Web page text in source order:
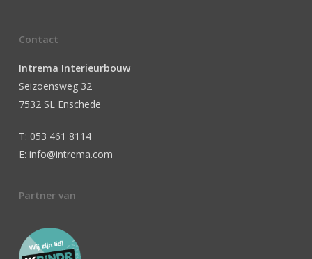
Contact
Intrema Interieurbouw
Seizoensweg 32
7532 SL Enschede
T: 053 461 8114
E: info@intrema.com
Partner van